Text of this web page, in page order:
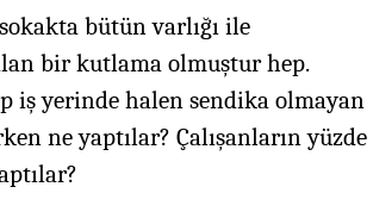
bütün varlığı ile
bir kutlama olmuştur hep.
iş yerinde halen sendika olmayan
ne yaptılar? Çalışanların yüzde